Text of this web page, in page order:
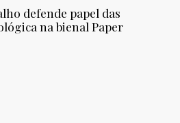
defende papel das
na bienal Paper